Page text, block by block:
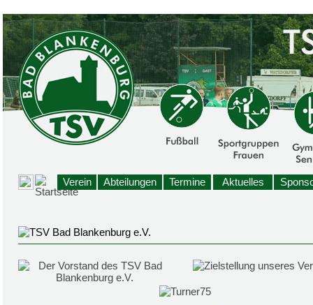
Verein Abteilungen Termine Aktuelles